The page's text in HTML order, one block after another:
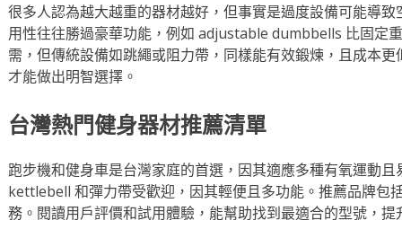
很多人認為越大越重的器材越好，但事實是過度設備可能導
用性往往勝過豪華功能，例如 adjustable dumbbells 比固定
需，但傳統設備如跳繩或阻力帶，同樣能有效鍛煉，且成本
才能做出明智選擇。
台灣熱門健身器材推薦清單
跑步機和健身車是台灣家庭的首選，因其適應多種有氧運動
kettlebell 和彈力帶受歡迎，因其輕便且多功能。推薦品牌包
務。閱讀用戶評價和試用體驗，能幫助找到最適合的型號，提